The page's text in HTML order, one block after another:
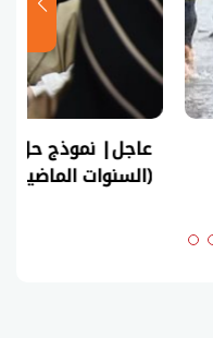
عاجل| نموذج حل امتحان أحياء ثانوية عامة 2026